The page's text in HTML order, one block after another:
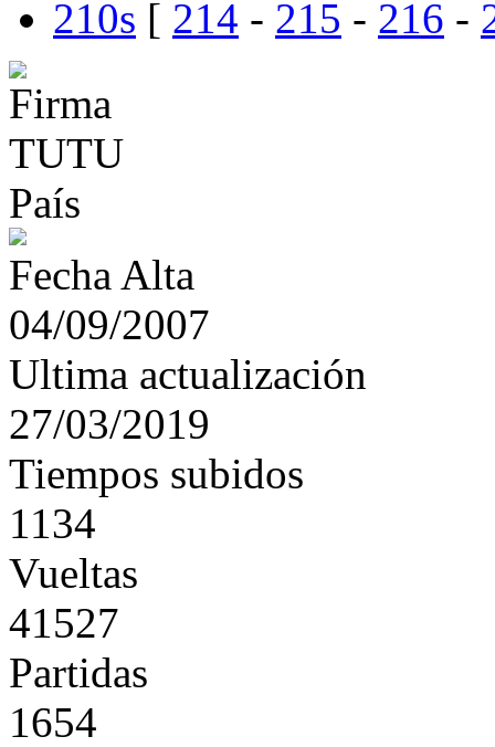
210s [ 214 - 215 - 216 -
País
Fecha Alta
04/09/2007
Ultima actualización
27/03/2019
Tiempos subidos
1134
Vueltas
41527
Partidas
1654